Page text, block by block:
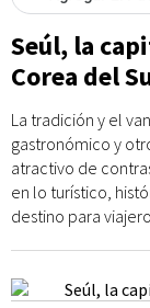
Seúl, la
Corea del
La tradición y el
gastronómico y
atractivo de
en lo turístico,
destino para